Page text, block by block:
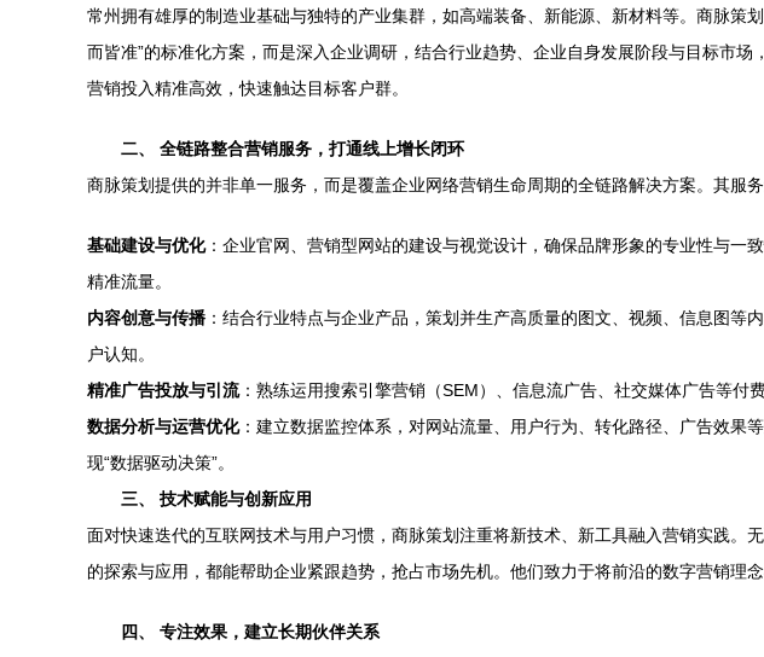
常州拥有雄厚的制造业基础与独特的产业集群，如高端装备、新能源、新材料等。商脉
而皆准”的标准化方案，而是深入企业调研，结合行业趋势、企业自身发展阶段与目标市
营销投入精准高效，快速触达目标客户群。
二、 全链路整合营销服务，打通线上增长闭环
商脉策划提供的并非单一服务，而是覆盖企业网络营销生命周期的全链路解决方案。其服务
基础建设与优化：企业官网、营销型网站的建设与视觉设计，确保品牌形象的专业性与一
精准流量。
内容创意与传播 ：结合行业特点与企业产品，策划并生产高质量的图文、视频、信息图
户认知。
精准广告投放与引流：熟练运用搜索引擎营销（SEM）、信息流广告、社交媒体广告等付
数据分析与运营优化：建立数据监控体系，对网站流量、用户行为、转化路径、广告效果
现“数据驱动决策”。
三、 技术赋能与创新应用
面对快速迭代的互联网技术与用户习惯，商脉策划注重将新技术、新工具融入营销实践
的探索与应用，都能帮助企业紧跟趋势，抢占市场先机。他们致力于将前沿的数字营销理
四、 专注效果，建立长期伙伴关系